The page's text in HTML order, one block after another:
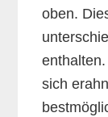
oben.
sich